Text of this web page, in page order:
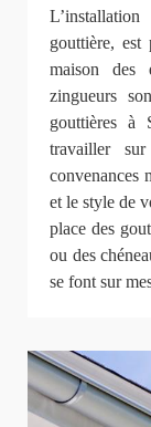
gouttière, est
maison des
zingueurs
gouttières à
travailler
convenances
et le style de
place des
ou des
se font sur